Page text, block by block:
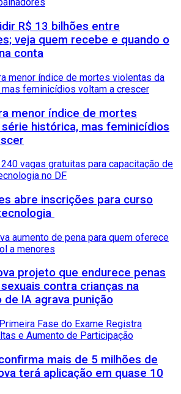
R$ 13 bilhões entre
veja quem recebe e quando o
conta
menor índice de mortes
histórica, mas feminicídios
abre inscrições para curso
projeto que endurece penas
contra crianças na
de IA agrava punição
mais de 5 milhões de
terá aplicação em quase 10